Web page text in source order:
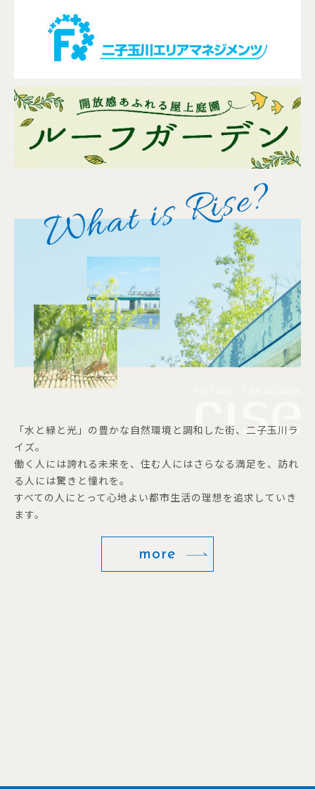
「水と緑と光」の豊かな自然環境と調和した街、二子玉川ラ
イズ。
働く人には誇れる未来を、住む人にはさらなる満足を、訪れ
る人には驚きと憧れを。
すべての人にとって心地よい都市生活の理想を追求していき
ます。
more